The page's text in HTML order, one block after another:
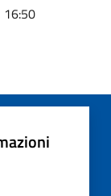
16:50